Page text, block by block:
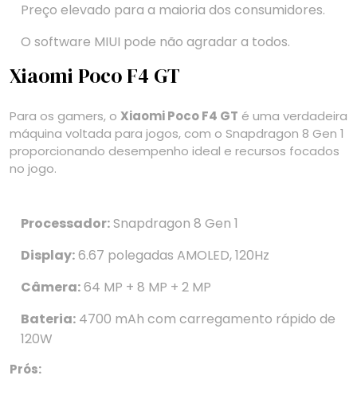
Preço elevado para a maioria dos consumidores.
O software MIUI pode não agradar a todos.
Xiaomi Poco F4 GT
Para os gamers, o Xiaomi Poco F4 GT é uma verdadeira
máquina voltada para jogos, com o Snapdragon 8 Gen 1
proporcionando desempenho ideal e recursos focados
no jogo.
Processador:Snapdragon 8 Gen 1
Display:6.67 polegadas AMOLED, 120Hz
Câmera:64 MP + 8 MP + 2 MP
Bateria: 4700 mAh com carregamento rápido de
120W
Prós: